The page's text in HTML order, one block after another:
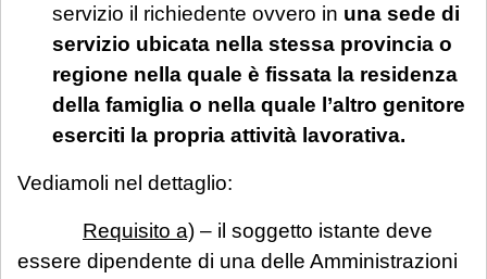
servizio il richiedente ovvero in una sede di
servizio ubicata nella stessa provincia o
regione nella quale è fissata la residenza
della famiglia o nella quale l’altro genitore
eserciti la propria attività lavorativa.
Vediamoli nel dettaglio:
Requisito a) – il soggetto istante deve
essere dipendente di una delle Amministrazioni